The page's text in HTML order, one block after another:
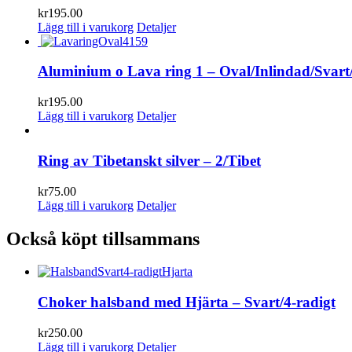
kr195.00
Lägg till i varukorg Detaljer
Aluminium o Lava ring 1 – Oval/Inlindad/
kr195.00
Lägg till i varukorg Detaljer
Ring av Tibetanskt silver – 2/Tibet
kr75.00
Lägg till i varukorg Detaljer
Också köpt tillsammans
Choker halsband med Hjärta – Svart/4-radigt
kr250.00
Lägg till i varukorg Detaljer